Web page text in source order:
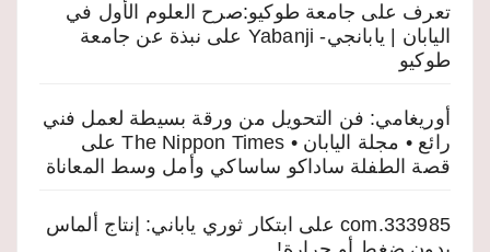
تعرف على جامعة طوكيو:صرح العلوم الأول في
اليابان | يابانجي- Yabanji
على نبذة عن جامعة
طوكيو
أوريغامي: فن التحويل من ورقة بسيطة لعمل فني
رائع • مجلة اليابان • The Nippon Times
على
قصة الطفلة ساداكو ساساكي وأمل وسط المعاناة
333985.com على ابتكار ثوري ياباني: إنتاج ألماس